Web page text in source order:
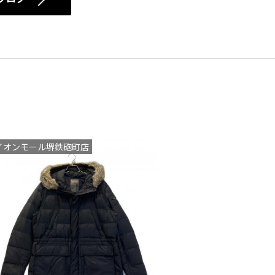
オンモール堺鉄砲町店